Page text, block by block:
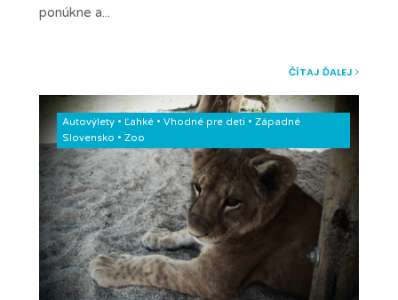
ponúkne a...
ČÍTAJ ĎALEJ
Autovýlety • Ľahké • Vhodné pre deti • Západné
Slovensko • Zoo